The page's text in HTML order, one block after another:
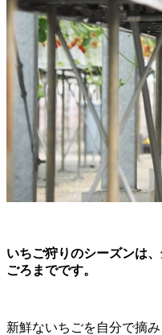
いちご狩りのシーズンは
ごろまでです。
新鮮ないちごを自分で摘